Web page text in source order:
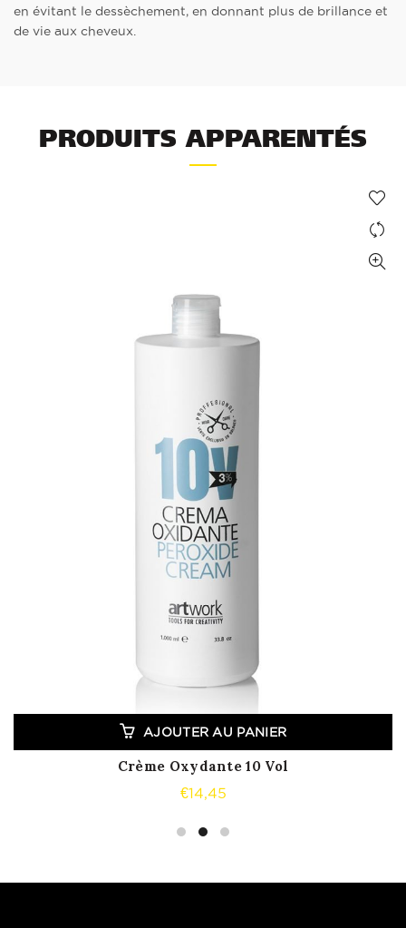
en évitant le dessèchement, en donnant plus de brillance et
de vie aux cheveux.
PRODUITS APPARENTÉS
AJOUTER AU PANIER
Crème Oxydante 10 Vol
€14,45